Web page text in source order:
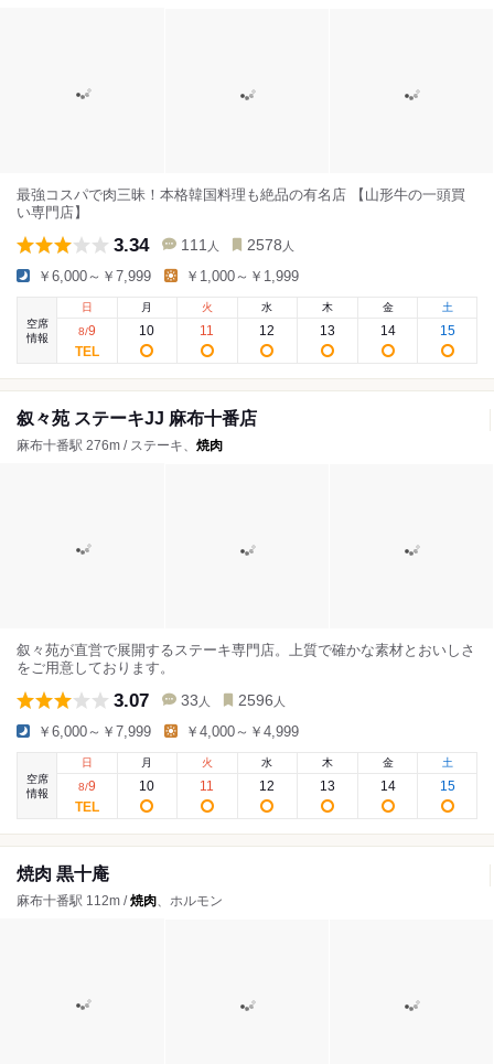
最強コスパで肉三昧！本格韓国料理も絶品の有名店 【山形牛の一頭買
い専門店】
3.34 111 人 2578 人
￥6,000～￥7,999 ￥1,000～￥1,999
空席
情報
日
8/9
月
10
火
11
水
12
木
13
金
14
土
15
叙々苑 ステーキJJ 麻布十番店
麻布十番駅 276m / ステーキ、 焼肉
叙々苑が直営で展開するステーキ専門店。上質で確かな素材とおいしさ
をご用意しております。
3.07 33 人 2596 人
￥6,000～￥7,999 ￥4,000～￥4,999
空席
情報
日
8/9
月
10
火
11
水
12
木
13
金
14
土
15
焼肉 黒十庵
麻布十番駅 112m /焼肉、ホルモン